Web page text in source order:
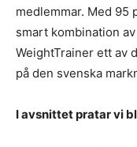
medlemmar. Med 95
smart kombination
WeightTrainer ett av
på den svenska
I avsnittet pratar vi